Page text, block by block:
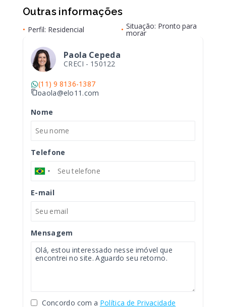
Outras informações
• Perfil: Residencial • Situação: Pronto para
morar
Paola Cepeda
CRECI - 150122
(11) 9 8136-1387
paola@elo11.com
Nome
Telefone
E-mail
Mensagem
Concordo com a Política de Privacidade